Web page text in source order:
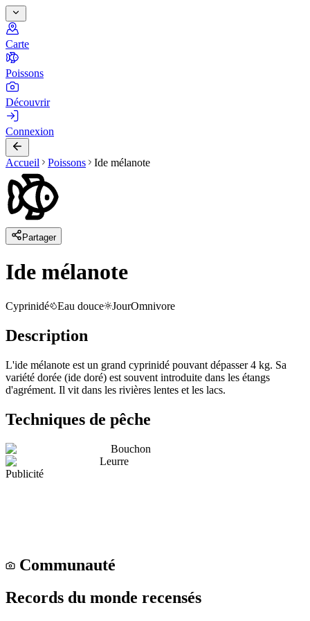
Carte
Poissons
Découvrir
Connexion
Accueil Poissons Ide mélanote
Partager
Ide mélanote
Cyprinidé Eau douce JourOmnivore
Description
L'ide mélanote est un grand cyprinidé pouvant dépasser 4 kg. Sa
variété dorée (ide doré) est souvent introduite dans les étangs
d'agrément. Il vit dans les rivières lentes et les lacs.
Techniques de pêche
Bouchon
Leurre
Publicité
Communauté
Records du monde recensés